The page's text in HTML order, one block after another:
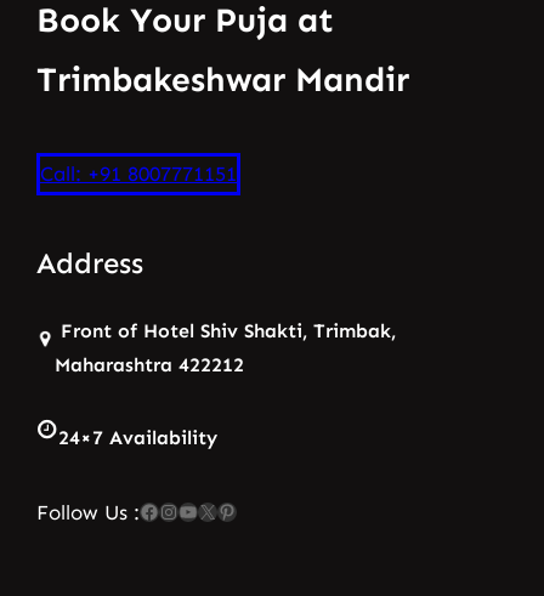
Book Your Puja at
Trimbakeshwar Mandir
Call: +91 8007771151
Address
Front of Hotel Shiv Shakti, Trimbak,
Maharashtra 422212
24×7 Availability
Follow Us :Facebook InstagramYouTube X Pinterest